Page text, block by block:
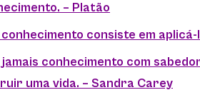
– Platão
consiste em
conhecimento com
uma vida. – Sandra Carey